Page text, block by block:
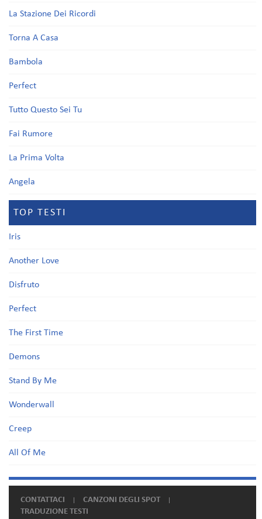
La Stazione Dei Ricordi
Torna A Casa
Bambola
Perfect
Tutto Questo Sei Tu
Fai Rumore
La Prima Volta
Angela
TOP TESTI
Iris
Another Love
Disfruto
Perfect
The First Time
Demons
Stand By Me
Wonderwall
Creep
All Of Me
CONTATTACI
CANZONI DEGLI SPOT
TRADUZIONE TESTI